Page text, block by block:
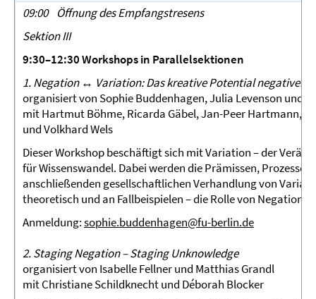
09:00
Öffnung des Empfangstresens
Sektion III
9:30–12:30 Workshops in Parallelsektionen
1. Negation ↔ Variation: Das kreative Potential negativer
organisiert von Sophie Buddenhagen, Julia Levenson und
mit Hartmut Böhme, Ricarda Gäbel, Jan-Peer Hartmann,
und Volkhard Wels
Dieser Workshop beschäftigt sich mit Variation – der
für Wissenswandel. Dabei werden die Prämissen, Prozesse
anschließenden gesellschaftlichen Verhandlung von
theoretisch und an Fallbeispielen – die Rolle von
Anmeldung:sophie.buddenhagen@fu-berlin.de
2. Staging Negation – Staging Unknowledge
organisiert von Isabelle Fellner und Matthias Grandl
mit Christiane Schildknecht und Déborah Blocker